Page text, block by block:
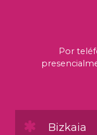
Por
Bizkaia